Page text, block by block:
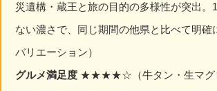
災遺構・蔵王と旅の目的の多様性が突出。
ない濃さで、同じ期間の他県と比べて明確
バリエーション）
グルメ満足度 ★★★★☆（牛タン・生マグ